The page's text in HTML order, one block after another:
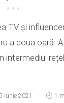
TV și
a doua oară.
intermediul
5 iunie 2021 1